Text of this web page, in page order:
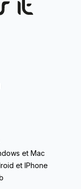
et Mac
et IPhone